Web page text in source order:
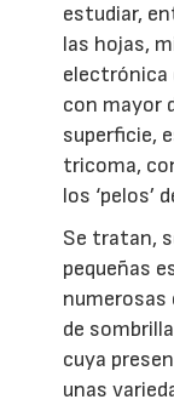
estudiar,
las hojas,
electrónica
con mayor
superficie,
tricoma,
los ‘pelos’
Se tratan,
pequeñas
numerosas
de
cuya
unas